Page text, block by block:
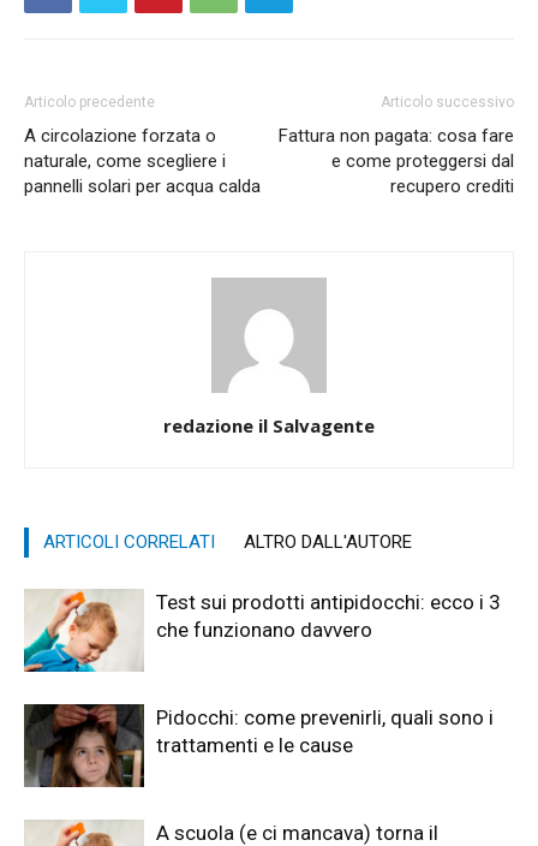
Articolo precedente
A circolazione forzata o
naturale, come scegliere i
pannelli solari per acqua calda
Articolo successivo
Fattura non pagata: cosa fare
e come proteggersi dal
recupero crediti
redazione il Salvagente
ARTICOLI CORRELATI ALTRO DALL'AUTORE
Test sui prodotti antipidocchi: ecco i 3
che funzionano davvero
Pidocchi: come prevenirli, quali sono i
trattamenti e le cause
A scuola (e ci mancava) torna il